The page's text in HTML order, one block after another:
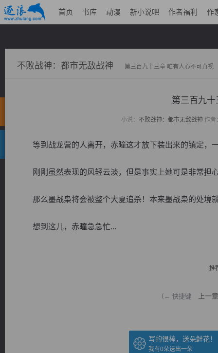
首页 书库 动漫 新小说吧 作者福利 作
不败战神：都市无敌战神 第三百九十三章 唯有人心不可直视
第三百九
小说： 不败战神：都市无敌战神 作者
等到战龙营的人离开，赤瞳这才放下装出来的镇定，
刚刚虽然表现的风轻云淡，但是事实上她可是非常担
那么墨战枭将会被整个大夏追杀！本来墨战枭的处境
想到这儿，赤瞳急急忙...
推
（← 快捷键 上一章
写的很棒，送朵鲜花！
我有0朵送出一朵